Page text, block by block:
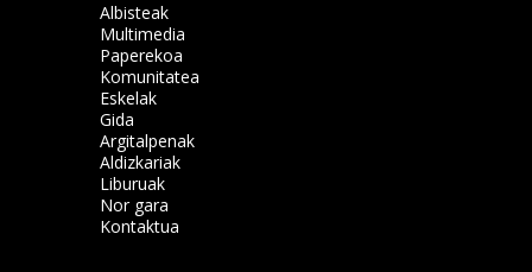
Albisteak
Multimedia
Paperekoa
Komunitatea
Eskelak
Gida
Argitalpenak
Aldizkariak
Liburuak
Nor gara
Kontaktua